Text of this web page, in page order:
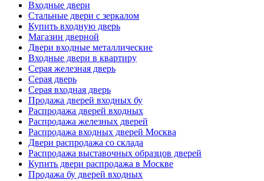
Входные двери
Стальные двери с зеркалом
Купить входную дверь
Магазин дверной
Двери входные металлические
Входные двери в квартиру
Серая железная дверь
Серая дверь
Серая входная дверь
Продажа дверей входных бу
Распродажа дверей входных
Распродажа железных дверей
Распродажа входных дверей Москва
Двери распродажа со склада
Распродажа выставочных образцов дверей
Купить двери распродажа в Москве
Продажа бу дверей входных